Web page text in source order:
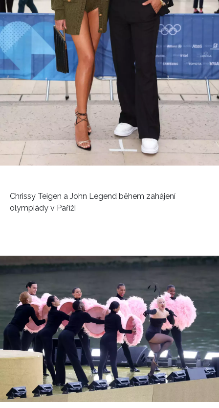
Přihlášením k newsletteru souhlasíte s
Obchodními
podmínkami společnosti BurdaMedia Extra s.r.o.
potvrzujete, že jste se seznámili se
Zásadami
ochrany soukromí
- BurdaMedia Extra s.r.o. bude s
Vašimi údaji pracovat zejména k organizaci a
vyhodnocení akce a zasílání novinek.
Chcete navíc dostávat i další zajímavé a exkluzivní
informace od našich partnerů? Pokud souhlasíte se
zpracováním údajů k tomuto účelu podle
Zásad ochrany
soukromí BurdaMedia Extra s.r.o.
, zaškrtněte toto pole.
Chrissy Teigen a John Legend během zahájení
olympiády v Paříži